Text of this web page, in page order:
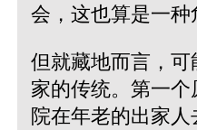
会，这也算是一种
但就藏地而言，可
家的传统。第一
院在年老的出家